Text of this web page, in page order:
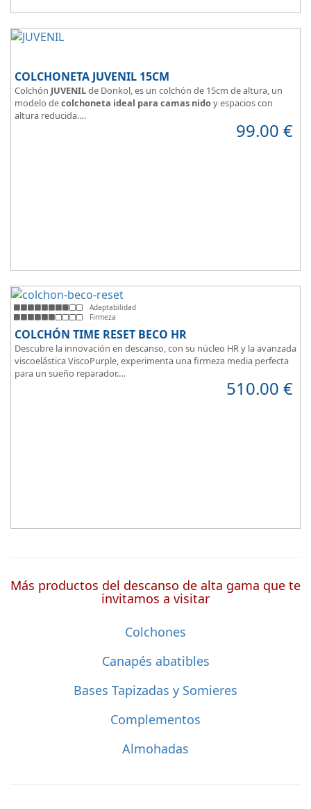
COLCHONETA JUVENIL 15CM
Colchón JUVENILde Donkol, es un colchón de 15cm de altura, un
modelo decolchoneta ideal para camas nidoy espacios con
altura reducida.
suelen elegir
99.00 €
Adaptabilidad
Firmeza
COLCHÓN TIME RESET BECO HR
Descubre la innovación en descanso, con su núcleo HR y la avanzada
viscoelástica ViscoPurple, experimenta una firmeza media perfecta
para un sueño reparador.
Disfruta de su transpirabilidad y gran adaptabilidad, diseñado para
brindarte confort en cada momento. Además, es válido para camas
510.00 €
Más productos del descanso de alta gama que te
invitamos a visitar
Colchones
Canapés abatibles
Bases Tapizadas y Somieres
Complementos
Almohadas